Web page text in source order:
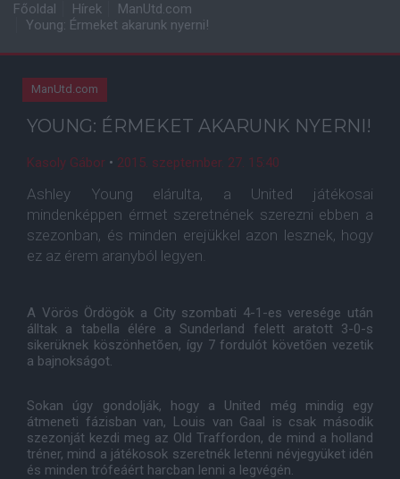
Főoldal Hírek
ManUtd.com
Young: Érmeket akarunk nyerni!
ManUtd.com
YOUNG: ÉRMEKET AKARUNK NYERNI!
Kasoly Gábor • 2015. szeptember. 27. 15:40
Ashley Young elárulta, a United játékosai
mindenképpen érmet szeretnének szerezni ebben a
szezonban, és minden erejükkel azon lesznek, hogy
ez az érem aranyból legyen.
A Vörös Ördögök a City szombati 4-1-es veresége után
álltak a tabella élére a Sunderland felett aratott 3-0-s
sikerüknek köszönhetõen, így 7 fordulót követõen vezetik
a bajnokságot.
Sokan úgy gondolják, hogy a United még mindig egy
átmeneti fázisban van, Louis van Gaal is csak második
szezonját kezdi meg az Old Traffordon, de mind a holland
tréner, mind a játékosok szeretnék letenni névjegyüket idén
és minden trófeáért harcban lenni a legvégén.